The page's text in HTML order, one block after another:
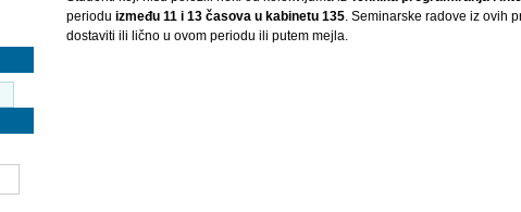
periodu između 11 i 13 časova u kabinetu 135. Seminarske radove iz ovih
dostaviti ili lično u ovom periodu ili putem mejla.